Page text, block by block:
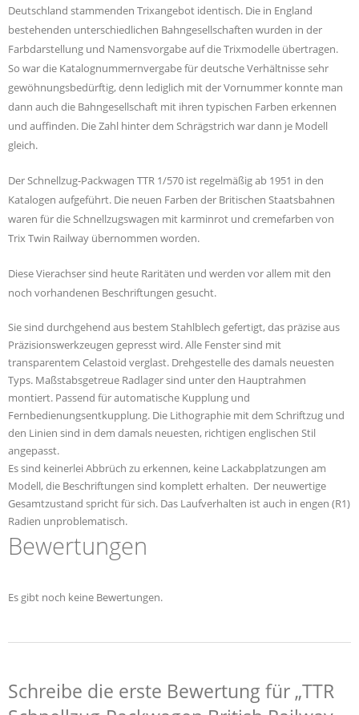
Deutschland stammenden Trixangebot identisch. Die in England
bestehenden unterschiedlichen Bahngesellschaften wurden in der
Farbdarstellung und Namensvorgabe auf die Trixmodelle übertragen.
So war die Katalognummernvergabe für deutsche Verhältnisse sehr
gewöhnungsbedürftig, denn lediglich mit der Vornummer konnte man
dann auch die Bahngesellschaft mit ihren typischen Farben erkennen
und auffinden. Die Zahl hinter dem Schrägstrich war dann je Modell
gleich.
Der Schnellzug-Packwagen TTR 1/570 ist regelmäßig ab 1951 in den
Katalogen aufgeführt. Die neuen Farben der Britischen Staatsbahnen
waren für die Schnellzugswagen mit karminrot und cremefarben von
Trix Twin Railway übernommen worden.
Diese Vierachser sind heute Raritäten und werden vor allem mit den
noch vorhandenen Beschriftungen gesucht.
Sie sind durchgehend aus bestem Stahlblech gefertigt, das präzise aus
Präzisionswerkzeugen gepresst wird. Alle Fenster sind mit
transparentem Celastoid verglast. Drehgestelle des damals neuesten
Typs. Maßstabsgetreue Radlager sind unter den Hauptrahmen
montiert. Passend für automatische Kupplung und
Fernbedienungsentkupplung. Die Lithographie mit dem Schriftzug und
den Linien sind in dem damals neuesten, richtigen englischen Stil
angepasst.
Es sind keinerlei Abbrüch zu erkennen, keine Lackabplatzungen am
Modell, die Beschriftungen sind komplett erhalten. Der neuwertige
Gesamtzustand spricht für sich. Das Laufverhalten ist auch in engen (R1)
Radien unproblematisch.
Bewertungen
Es gibt noch keine Bewertungen.
Schreibe die erste Bewertung für „TTR